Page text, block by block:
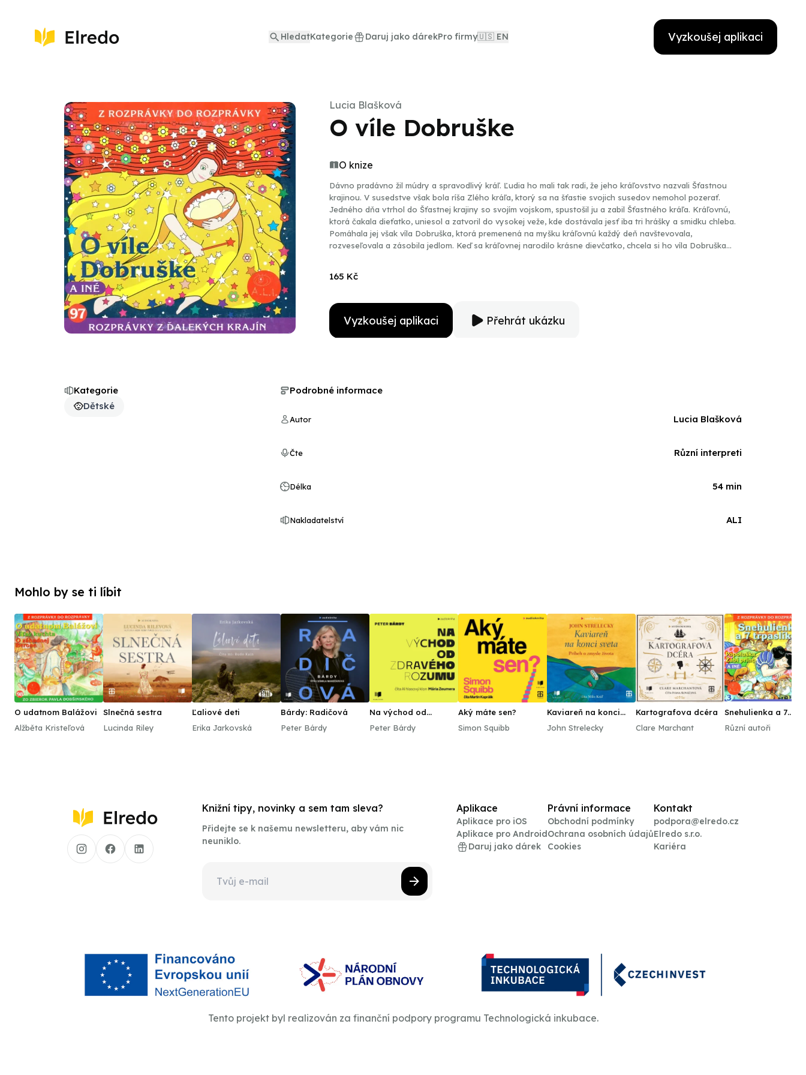
HledatKategorie Daruj jako dárekPro firmy🇺🇸 EN Vyzkoušej aplikaci
Lucia Blašková
O víle Dobruške
O knize
Dávno pradávno žil múdry a spravodlivý kráľ. Ľudia ho mali tak radi, že jeho kráľovstvo nazvali Šťastnou
krajinou. V susedstve však bola ríša Zlého kráľa, ktorý sa na šťastie svojich susedov nemohol pozerať.
Jedného dňa vtrhol do Šťastnej krajiny so svojím vojskom, spustošil ju a zabil Šťastného kráľa. Kráľovnú,
ktorá čakala dieťatko, uniesol a zatvoril do vysokej veže, kde dostávala jesť iba tri hrášky a smidku chleba.
Pomáhala jej však víla Dobruška, ktorá premenená na myšku kráľovnú každý deň navštevovala,
rozveseľovala a zásobila jedlom. Keď sa kráľovnej narodilo krásne dievčatko, chcela si ho víla Dobruška
165 Kč
Vyzkoušej aplikaci Přehrát ukázku
Kategorie
Dětské
Podrobné informace
Autor Lucia Blašková
Čte Různí interpreti
Délka 54 min
Nakladatelství ALI
Mohlo by se ti líbit
O udatnom Balážovi
Alžběta Kristeľová
Slnečná sestra
Lucinda Riley
Ľaliové deti
Erika Jarkovská
Bárdy: Radičová
Peter Bárdy
Na východ od
Peter Bárdy
Aký máte sen?
Simon Squibb
Kaviareň na konci
John Strelecky
Kartografova dcéra
Clare Marchant
Snehulienka a 7
Různí autoři
Knižní tipy, novinky a sem tam sleva?
Přidejte se k našemu newsletteru, aby vám nic
neuniklo.
Aplikace
Aplikace pro iOS
Aplikace pro Android
Daruj jako dárek
Právní informace
Obchodní podmínky
Ochrana osobních údajů
Cookies
Kontakt
podpora@elredo.cz
Elredo s.r.o.
Kariéra
Tento projekt byl realizován za finanční podpory programu Technologická inkubace.